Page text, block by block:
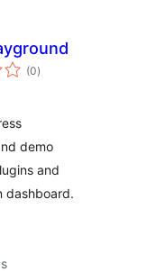
(0valoracións
totais
)
demo
and
dashboard.